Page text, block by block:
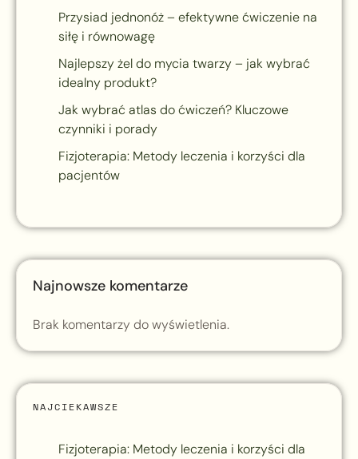
Przysiad jednonóż – efektywne ćwiczenie na
siłę i równowagę
Najlepszy żel do mycia twarzy – jak wybrać
idealny produkt?
Jak wybrać atlas do ćwiczeń? Kluczowe
czynniki i porady
Fizjoterapia: Metody leczenia i korzyści dla
pacjentów
Najnowsze komentarze
Brak komentarzy do wyświetlenia.
NAJCIEKAWSZE
Fizjoterapia: Metody leczenia i korzyści dla